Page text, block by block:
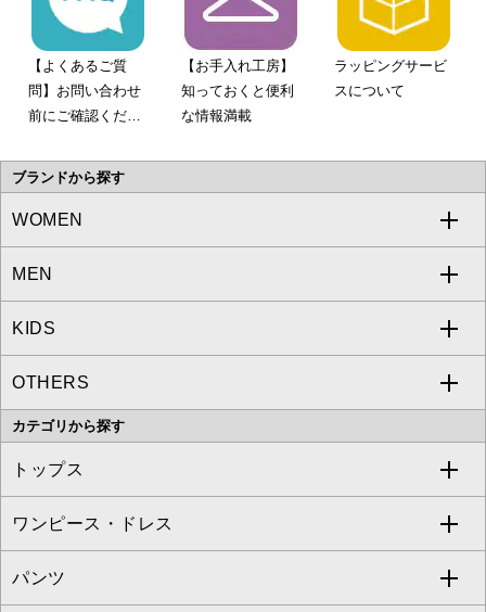
【よくあるご質
問】お問い合わせ
前にご確認くださ
【お手入れ工房】
知っておくと便利
な情報満載
ラッピングサービ
スについて
ブランドから探す
WOMEN
a.v.v
MICHEL KLEIN
MK MICHEL KLEIN
OFUON le MK
MEN
a.v.v
MICHEL KLEIN HOMME
MK MICHEL KLEIN HOMME
KIDS
a.v.v
OTHERS
MK MICHEL KLEIN BAG
カテゴリから探す
トップス
すべてのトップス
カットソー・Tシャツ
ワンピース・ドレス
すべてのワンピース・ドレス
パンツ